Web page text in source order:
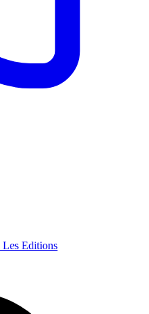
Les Editions